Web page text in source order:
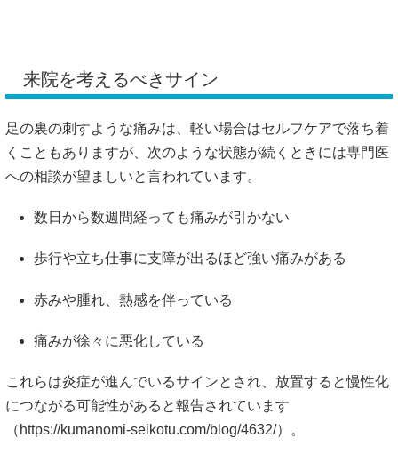
数日から数週間経っても痛みが引かない
歩行や立ち仕事に支障が出るほど強い痛みがある
赤みや腫れ、熱感を伴っている
痛みが徐々に悪化している
これらは炎症が進んでいるサインとされ、放置すると慢性化
https://kumanomi-seikotu.com/blog/4632/）。
専門家による検査の流れ
来院するとまずは問診や触診によって痛みの部位や状況を確
認し、必要に応じてレントゲンや超音波検査が行われること